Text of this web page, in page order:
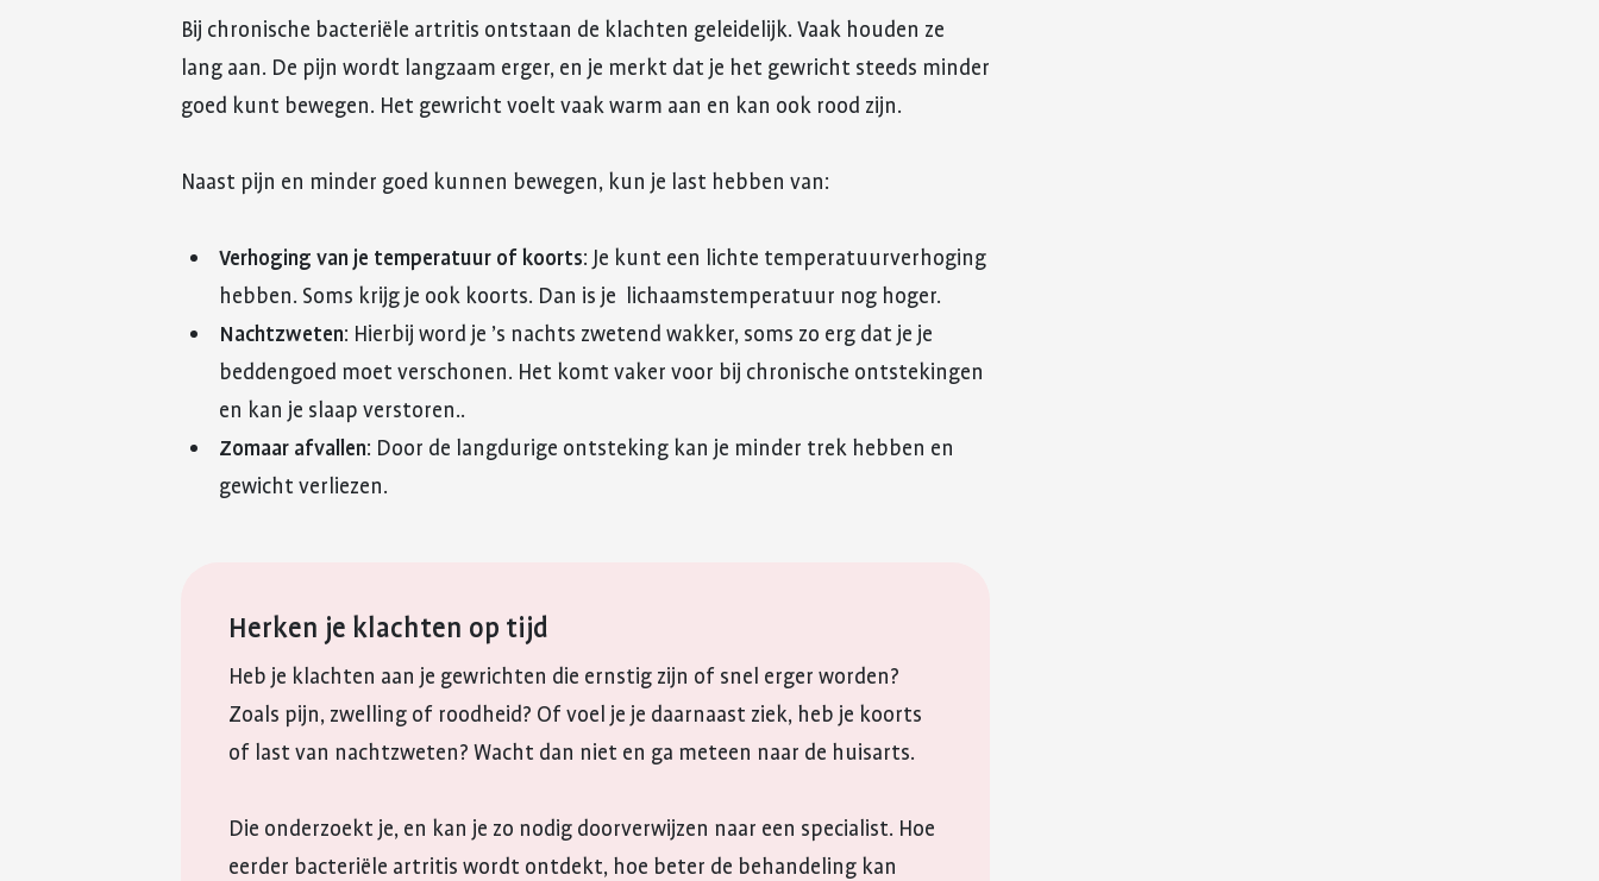
Bij chronische bacteriële artritis ontstaan de klachten geleidelijk. Vaak houden ze
lang aan. De pijn wordt langzaam erger, en je merkt dat je het gewricht steeds minder
goed kunt bewegen. Het gewricht voelt vaak warm aan en kan ook rood zijn.
Naast pijn en minder goed kunnen bewegen, kun je last hebben van:
Verhoging van je temperatuur of koorts: Je kunt een lichte temperatuurverhoging
hebben. Soms krijg je ook koorts. Dan is je lichaamstemperatuur nog hoger.
Nachtzweten: Hierbij word je ’s nachts zwetend wakker, soms zo erg dat je je
beddengoed moet verschonen. Het komt vaker voor bij chronische ontstekingen
en kan je slaap verstoren..
Zomaar afvallen: Door de langdurige ontsteking kan je minder trek hebben en
gewicht verliezen.
Herken je klachten op tijd
Heb je klachten aan je gewrichten die ernstig zijn of snel erger worden?
Zoals pijn, zwelling of roodheid? Of voel je je daarnaast ziek, heb je koorts
of last van nachtzweten? Wacht dan niet en ga meteen naar de huisarts.
Die onderzoekt je, en kan je zo nodig doorverwijzen naar een specialist. Hoe
eerder bacteriële artritis wordt ontdekt, hoe beter de behandeling kan